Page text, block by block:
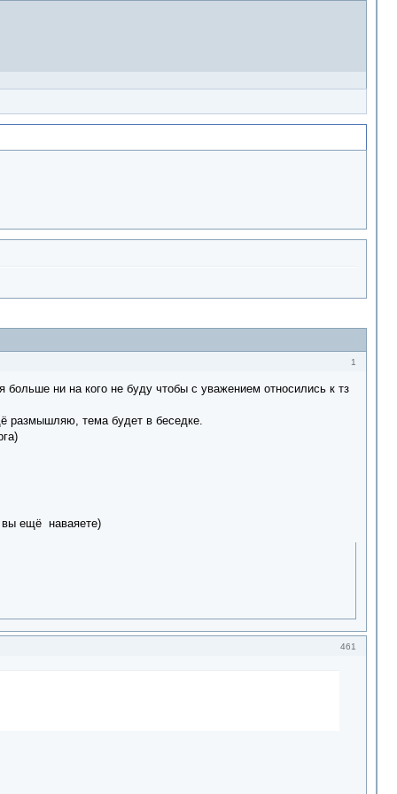
1
ни на кого не буду чтобы с уважением относились к тз
размышляю, тема будет в беседке.
вы ещё наваяете)
461